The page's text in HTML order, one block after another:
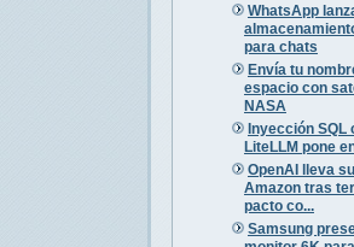
WhatsApp
para chats
Envía tu
espacio con
NASA
Inyección SQL
LiteLLM pone
OpenAI lleva
Amazon tras
pacto co...
Samsung